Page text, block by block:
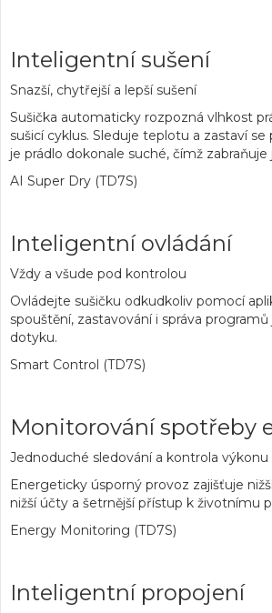
Inteligentní sušení
Snazší, chytřejší a lepší sušení
Sušička automaticky rozpozná vlhkost
sušicí cyklus. Sleduje teplotu a zastaví se
je prádlo dokonale suché, čímž
AI Super Dry (TD7S)
Inteligentní ovládání
Vždy a všude pod kontrolou
Ovládejte sušičku odkudkoliv pomocí
spouštění, zastavování i správa
dotyku.
Smart Control (TD7S)
Monitorování spotřeby
Jednoduché sledování a kontrola výkonu
Energeticky úsporný provoz zajišťuje
nižší účty a šetrnější přístup k životnímu
Energy Monitoring (TD7S)
Inteligentní propojení